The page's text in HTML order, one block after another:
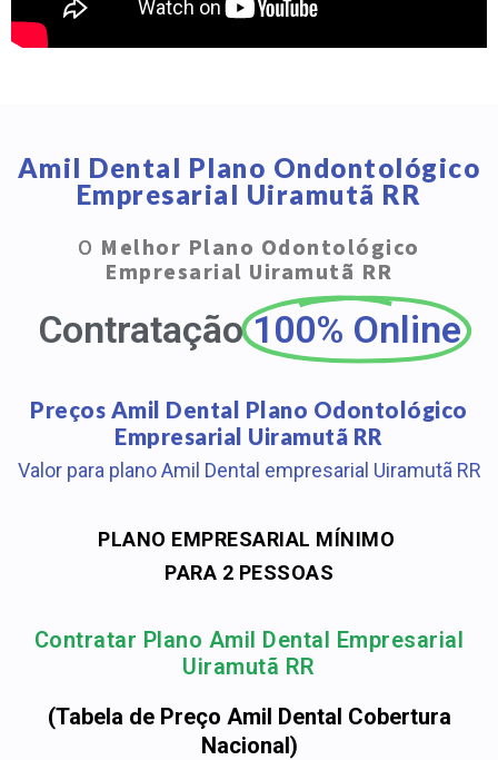
Amil Dental Plano Ondontológico
Empresarial Uiramutã RR
O Melhor Plano Odontológico
Empresarial Uiramutã RR
Contratação 100% Online
Preços Amil Dental Plano Odontológico
Empresarial Uiramutã RR
Valor para plano Amil Dental empresarial Uiramutã RR
PLANO EMPRESARIAL MÍNIMO
PARA 2 PESSOAS
Contratar Plano Amil Dental Empresarial
Uiramutã RR
(Tabela de Preço Amil Dental Cobertura
Nacional)